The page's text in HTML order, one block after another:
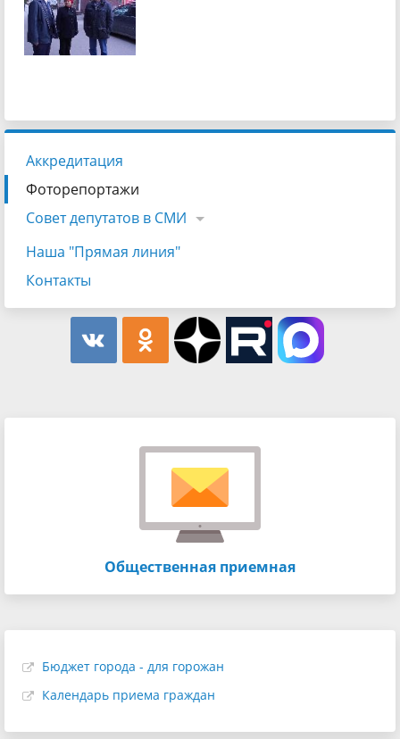
Аккредитация
Фоторепортажи
Совет депутатов в СМИ
Наша "Прямая линия"
Контакты
Общественная приемная
Бюджет города - для горожан
Календарь приема граждан